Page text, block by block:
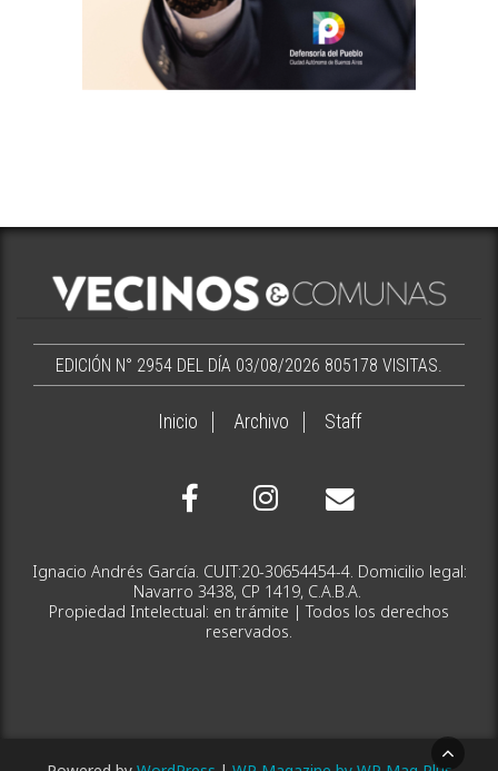
EDICIÓN N° 2954 DEL DÍA 03/08/2026 805178 VISITAS.
Inicio Archivo Staff
Ignacio Andrés García. CUIT:20-30654454-4. Domicilio legal:
Navarro 3438, CP 1419, C.A.B.A.
Propiedad Intelectual: en trámite | Todos los derechos
reservados.